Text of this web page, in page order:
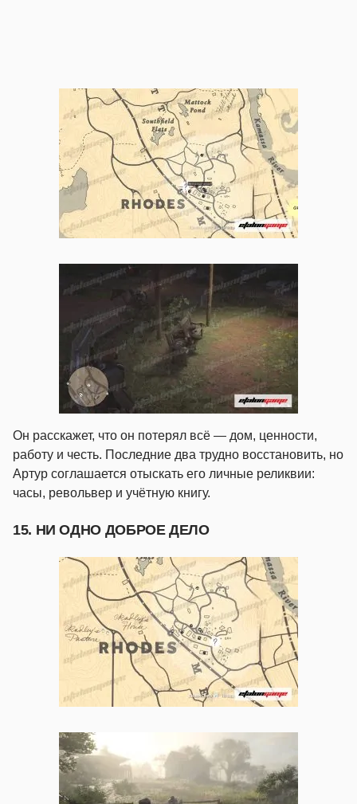
Он расскажет, что он потерял всё — дом, ценности,
работу и честь. Последние два трудно восстановить, но
Артур соглашается отыскать его личные реликвии:
часы, револьвер и учётную книгу.
15. НИ ОДНО ДОБРОЕ ДЕЛО